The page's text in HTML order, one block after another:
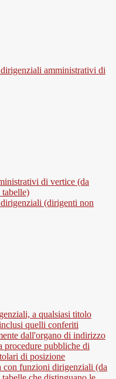
amministrativi di
di vertice (da
(dirigenti non
a qualsiasi titolo
quelli conferiti
dall'organo di indirizzo
procedure pubbliche di
di posizione
con funzioni dirigenziali (da